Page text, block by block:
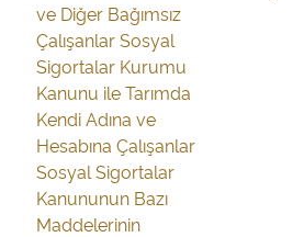
ve Diğer Bağımsız
Çalışanlar Sosyal
Sigortalar Kurumu
Kanunu ile Tarımda
Kendi Adına ve
Hesabına Çalışanlar
Sosyal Sigortalar
Kanununun Bazı
Maddelerinin